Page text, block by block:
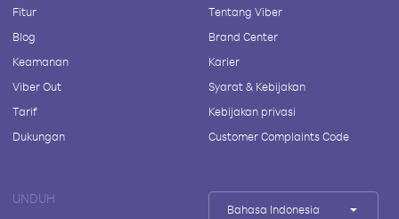
Fitur
Blog
Keamanan
Viber Out
Tarif
Dukungan
Tentang Viber
Brand Center
Karier
Syarat & Kebijakan
Kebijakan privasi
Customer Complaints Code
UNDUH
Bahasa Indonesia